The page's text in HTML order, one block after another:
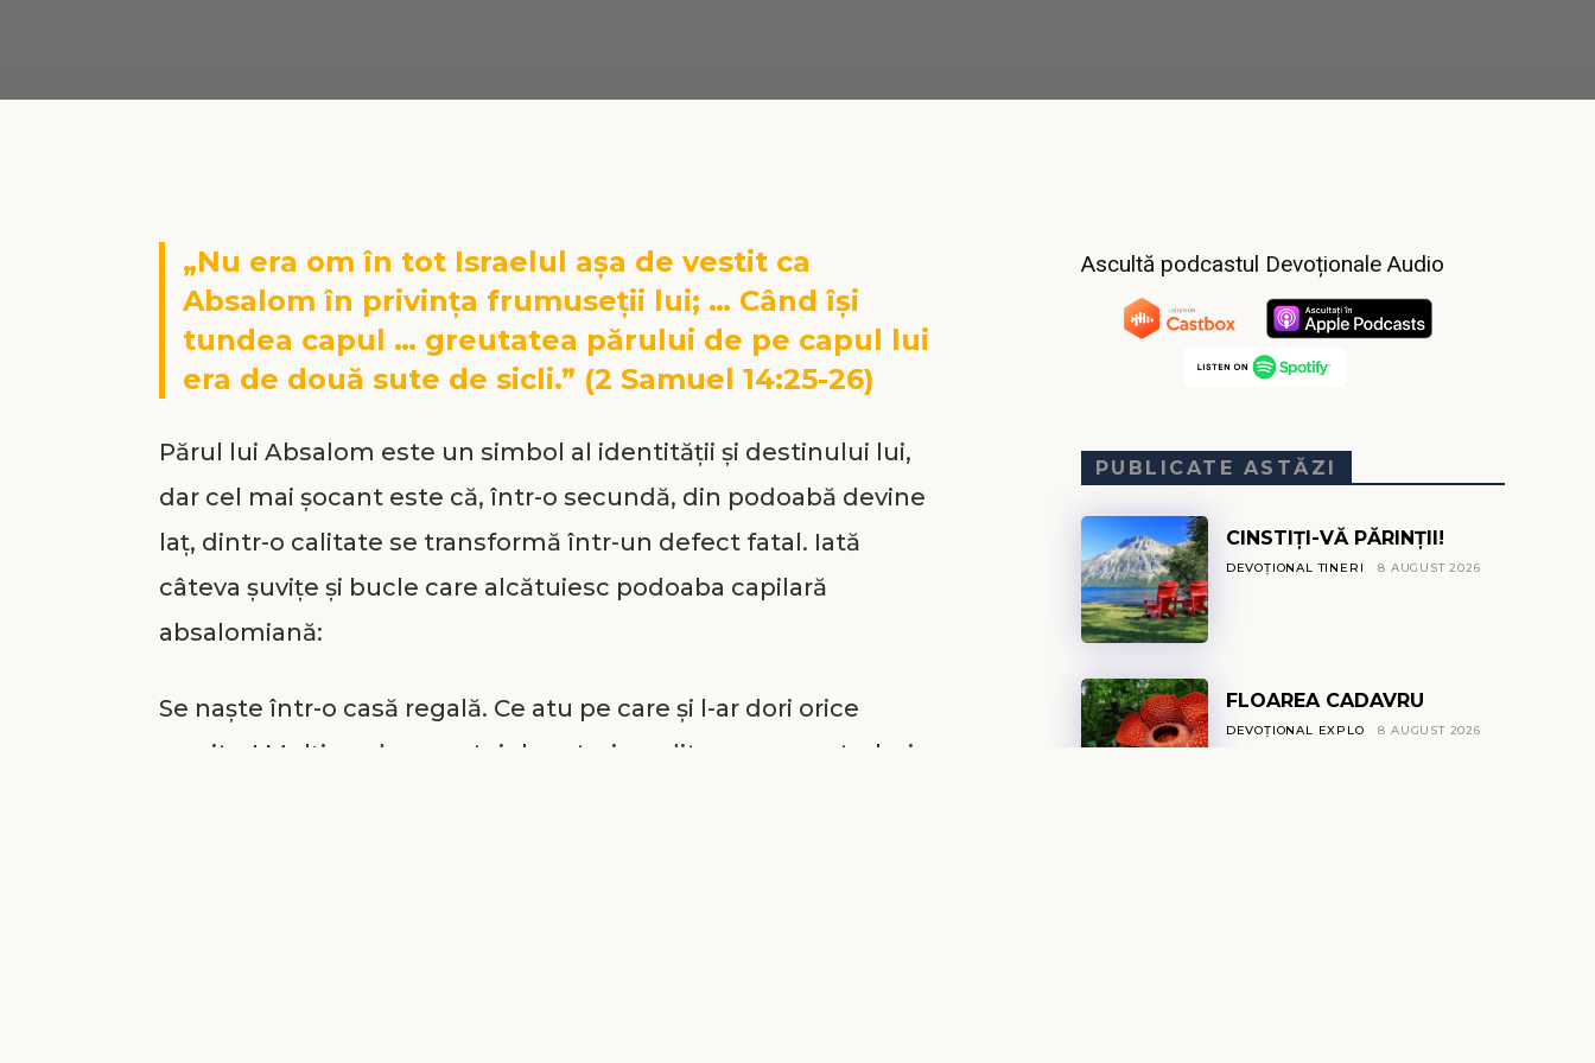
„Nu era om în tot Israelul așa de vestit ca
Absalom în privința frumuseții lui; … Când își
tundea capul … greutatea părului de pe capul lui
era de două sute de sicli.” (2 Samuel 14:25-26)
Părul lui Absalom este un simbol al identității și destinului lui,
dar cel mai șocant este că, într-o secundă, din podoabă devine
laț, dintr-o calitate se transformă într-un defect fatal. Iată
câteva șuvițe și bucle care alcătuiesc podoaba capilară
absalomiană:
Se naște într-o casă regală. Ce atu pe care și l-ar dori orice
muritor! Mulți au dezavantajul zestrei ereditare pe care trebuie
Ascultă podcastul Devoționale Audio
PUBLICATE ASTĂZI
CINSTIȚI-VĂ PĂRINȚII!
DEVOȚIONAL TINERI 8 AUGUST 2026
FLOAREA CADAVRU
DEVOȚIONAL EXPLO 8 AUGUST 2026